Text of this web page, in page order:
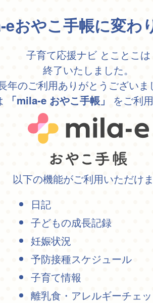
eおやこ手帳に変わ
子育て応援ナビ とことこは
終了いたしました。
年のご利用ありがとうございま
「mila-e おやこ手帳」 をご利
以下の機能がご利用いただけ
日記
子どもの成長記録
妊娠状況
予防接種スケジュール
子育て情報
離乳食・アレルギーチェ